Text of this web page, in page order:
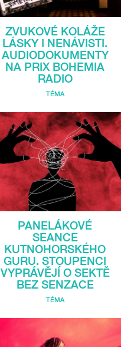
ZVUKOVÉ KOLÁŽE
LÁSKY I NENÁVISTI.
AUDIODOKUMENTY
NA PRIX BOHEMIA
RADIO
TÉMA
PANELÁKOVÉ
SEANCE
KUTNOHORSKÉHO
GURU. STOUPENCI
VYPRÁVĚJÍ O SEKTĚ
BEZ SENZACE
TÉMA